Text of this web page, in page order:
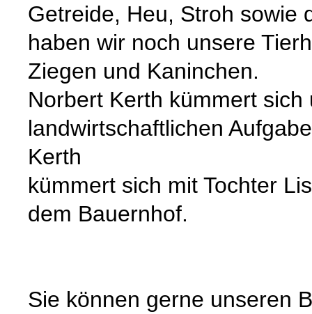
Getreide, Heu, Stroh sowie
haben wir noch unsere
Ziegen und Kaninchen.
Norbert Kerth kümmert sich
landwirtschaftlichen
Kerth
kümmert sich mit Tochter
dem Bauernhof.
Sie können gerne unseren